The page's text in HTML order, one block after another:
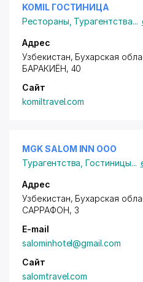
KOMIL ГОСТИНИЦА
Рестораны Турагентства...
Адрес
Узбекистан, Бухарская
БАРАКИЁН, 40
Сайт
komiltravel.com
MGK SALOM INN ООО
Турагентства ,Гостиницы...
Адрес
Узбекистан, Бухарская
САРРАФОН, 3
E-mail
salominhotel@gmail.com
Сайт
salomtravel.com